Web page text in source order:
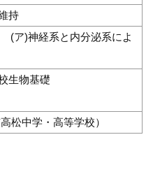
持
(ア)神経系と内分泌系によ
生物基礎
松中学・高等学校）